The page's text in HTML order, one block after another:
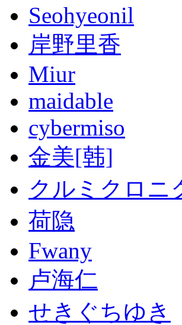
Seohyeonil
岸野里香
Miur
maidable
cybermiso
金美[韩]
クルミクロニ
荷隐
Fwany
卢海仁
せきぐちゆき